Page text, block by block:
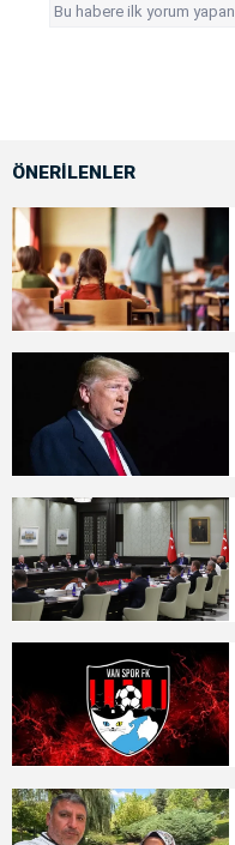
Bu habere ilk yorum
ÖNERİLENLER